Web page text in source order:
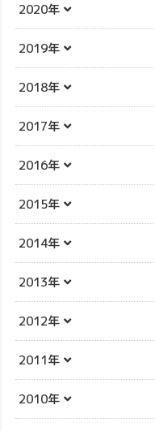
2020年
2019年
2018年
2017年
2016年
2015年
2014年
2013年
2012年
2011年
2010年